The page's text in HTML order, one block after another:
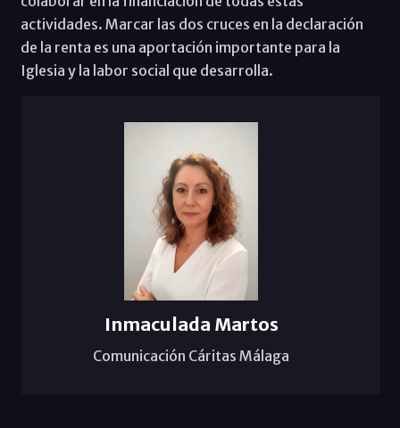
actividades. Marcar las dos cruces en la declaración
de la renta es una aportación importante para la
Iglesia y la labor social que desarrolla.
Inmaculada Martos
Comunicación Cáritas Málaga